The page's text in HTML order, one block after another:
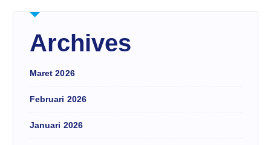
Archives
Maret 2026
Februari 2026
Januari 2026